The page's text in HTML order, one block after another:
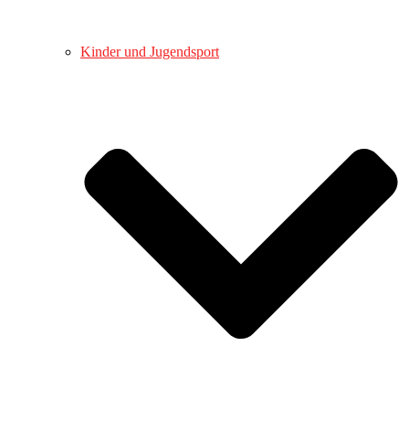
Kinder und Jugendsport